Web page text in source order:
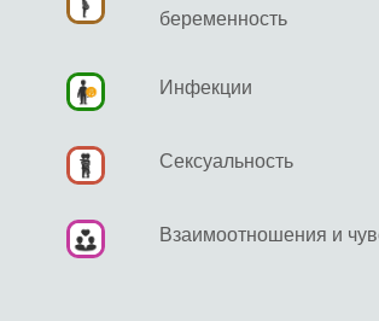
беременность
Инфекции
Сексуальность
Взаимоотношения и